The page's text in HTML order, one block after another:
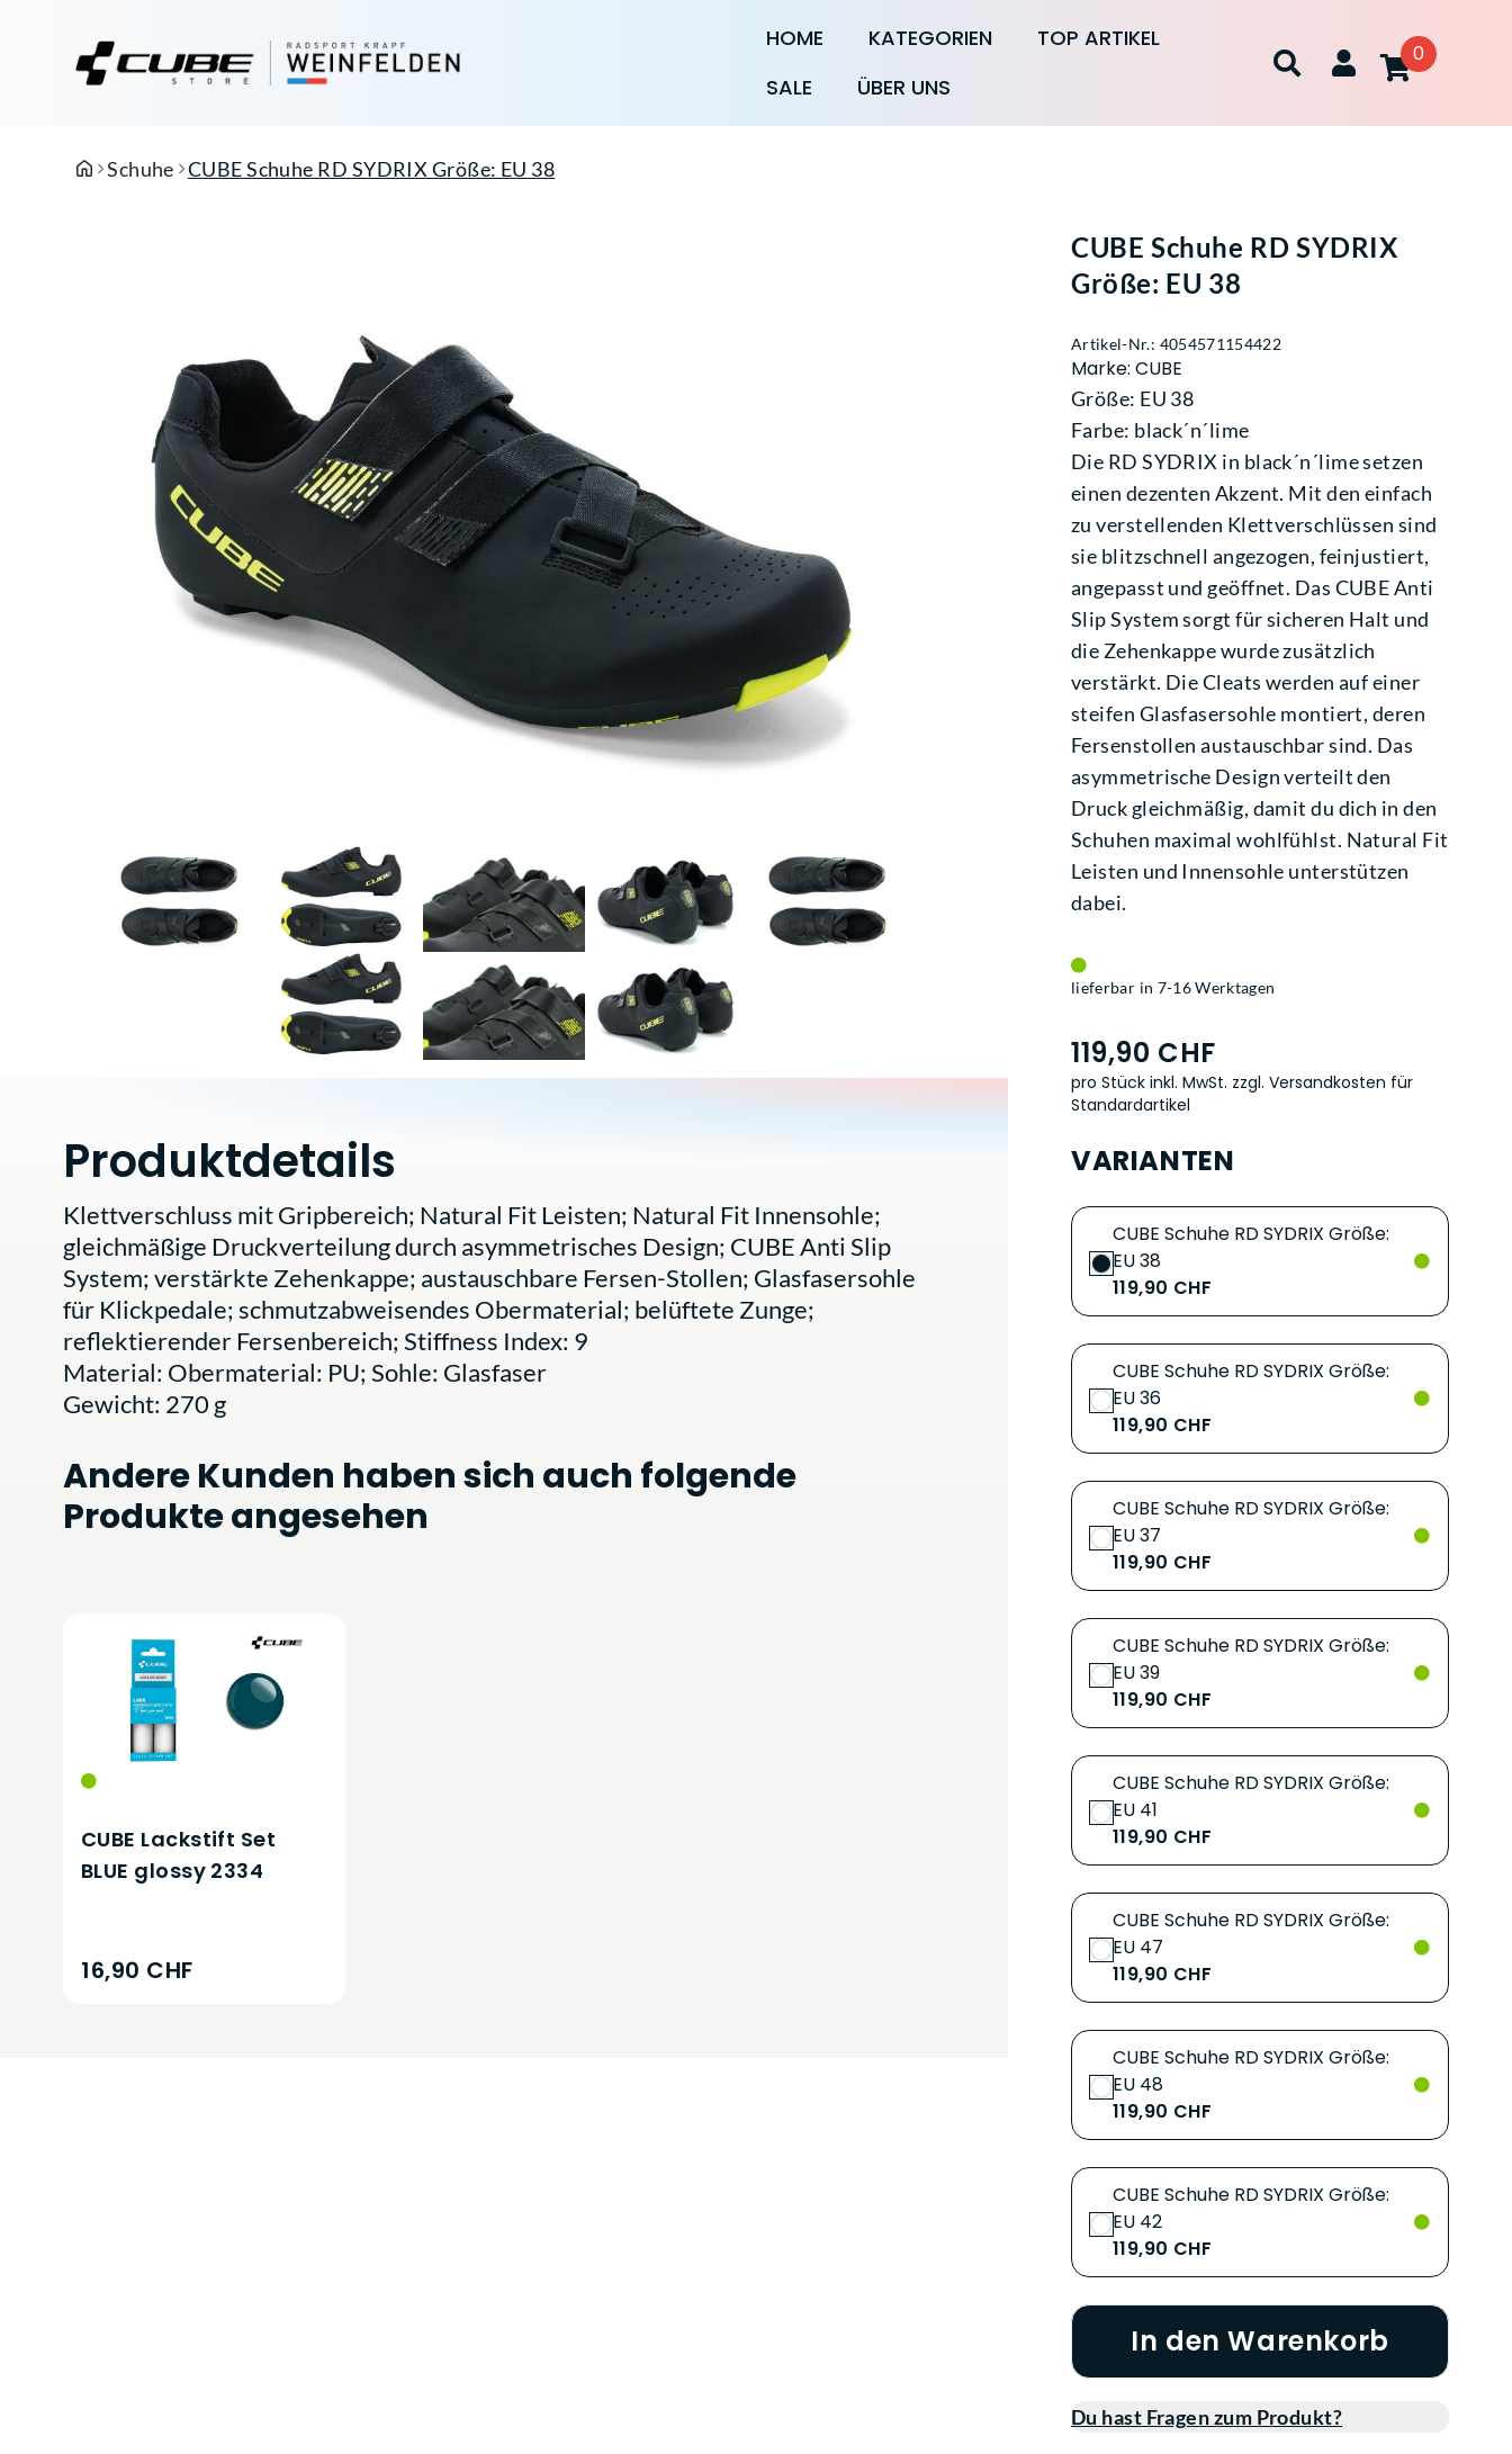
HOME KATEGORIEN
TOP ARTIKEL
SALE
ÜBER UNS
0
Schuhe CUBE Schuhe RD SYDRIX Größe: EU 38
Produktdetails
Klettverschluss mit Gripbereich; Natural Fit Leisten; Natural Fit Innensohle;
gleichmäßige Druckverteilung durch asymmetrisches Design; CUBE Anti Slip
System; verstärkte Zehenkappe; austauschbare Fersen-Stollen; Glasfasersohle
für Klickpedale; schmutzabweisendes Obermaterial; belüftete Zunge;
reflektierender Fersenbereich; Stiffness Index: 9
Material: Obermaterial: PU; Sohle: Glasfaser
Gewicht: 270 g
Andere Kunden haben sich auch folgende
Produkte angesehen
CUBE Lackstift Set
BLUE glossy 2334
16,90 CHF
CUBE Schuhe RD SYDRIX
Größe: EU 38
Artikel-Nr.: 4054571154422
Marke: CUBE
Größe: EU 38
Farbe: black´n´lime
Die RD SYDRIX in black´n´lime setzen
einen dezenten Akzent. Mit den einfach
zu verstellenden Klettverschlüssen sind
sie blitzschnell angezogen, feinjustiert,
angepasst und geöffnet. Das CUBE Anti
Slip System sorgt für sicheren Halt und
die Zehenkappe wurde zusätzlich
verstärkt. Die Cleats werden auf einer
steifen Glasfasersohle montiert, deren
Fersenstollen austauschbar sind. Das
asymmetrische Design verteilt den
Druck gleichmäßig, damit du dich in den
Schuhen maximal wohlfühlst. Natural Fit
Leisten und Innensohle unterstützen
dabei.
lieferbar in 7-16 Werktagen
119,90 CHF
pro Stück inkl. MwSt. zzgl. Versandkosten für
Standardartikel
VARIANTEN
CUBE Schuhe RD SYDRIX Größe:
EU 38
119,90 CHF
CUBE Schuhe RD SYDRIX Größe:
EU 36
119,90 CHF
CUBE Schuhe RD SYDRIX Größe:
EU 37
119,90 CHF
CUBE Schuhe RD SYDRIX Größe:
EU 39
119,90 CHF
CUBE Schuhe RD SYDRIX Größe:
EU 41
119,90 CHF
CUBE Schuhe RD SYDRIX Größe:
EU 47
119,90 CHF
CUBE Schuhe RD SYDRIX Größe:
EU 48
119,90 CHF
CUBE Schuhe RD SYDRIX Größe:
EU 42
119,90 CHF
In den Warenkorb
Du hast Fragen zum Produkt?